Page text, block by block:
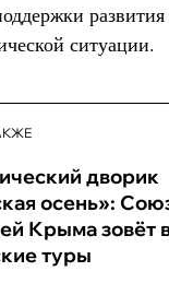
ситуации.
дворик
осень»:
Крыма зовёт
туры